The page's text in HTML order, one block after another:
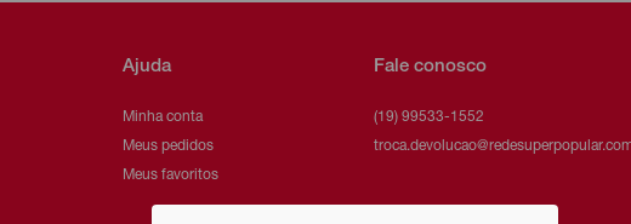
Ajuda
Minha conta
Meus pedidos
Meus favoritos
Fale conosco
(19) 99533-1552